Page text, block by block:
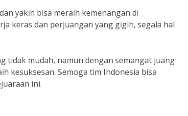
yakin bisa meraih kemenangan di
keras dan perjuangan yang gigih, segala hal
tidak mudah, namun dengan semangat juang
kesuksesan. Semoga tim Indonesia bisa
ini.